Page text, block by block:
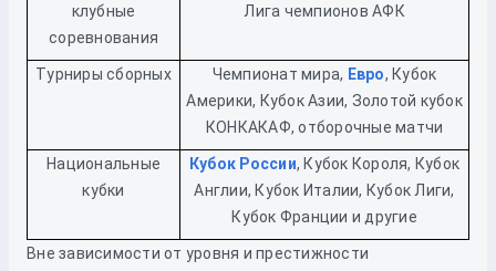
клубные
соревнования
Лига чемпионов АФК
Турниры сборных Чемпионат мира, Евро, Кубок
Америки, Кубок Азии, Золотой кубок
КОНКАКАФ, отборочные матчи
Национальные
кубки
Кубок России, Кубок Короля, Кубок
Англии, Кубок Италии, Кубок Лиги,
Кубок Франции и другие
Вне зависимости от уровня и престижности